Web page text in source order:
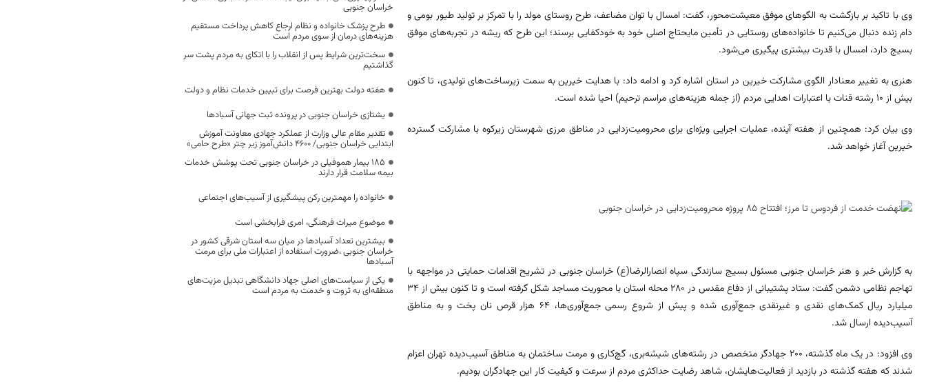
وی با تاکید بر بازگشت به الگوهای موفق معیشت‌محور، گفت: امسال با توان مضاعف، طرح روستای مولد را با تمرکز بر تولید طیور بومی و
دام زنده دنبال می‌کنیم تا خانواده‌های روستایی در تأمین مایحتاج اصلی خود به خودکفایی برسند؛ این طرح که ریشه در تجربه‌های موفق
بسیج دارد، امسال با قدرت بیشتری پیگیری می‌شود.
هنری به تغییر معنادار الگوی مشارکت خیرین در استان اشاره کرد و ادامه داد: با هدایت خیرین به سمت زیرساخت‌های تولیدی، تا کنون
بیش از ۱۰ رشته قنات با اعتبارات اهدایی مردم (از جمله هزینه‌های مراسم ترحیم) احیا شده است.
وی بیان کرد: همچنین از هفته آینده، عملیات اجرایی ویژه‌ای برای محرومیت‌زدایی در مناطق مرزی شهرستان زیرکوه با مشارکت گسترده
خیرین آغاز خواهد شد.
به گزارش خبر و هنر خراسان جنوبی مسئول بسیج سازندگی سپاه انصارالرضا(ع) خراسان جنوبی در تشریح اقدامات حمایتی در مواجهه با
تهاجم نظامی دشمن گفت: ستاد پشتیبانی از دفاع مقدس در ۲۸۰ محله استان با محوریت مساجد شکل گرفته است و تا کنون بیش از ۳۴
میلیارد ریال کمک‌های نقدی و غیرنقدی جمع‌آوری شده و پیش از شروع رسمی جمع‌آوری‌ها، ۶۴ هزار قرص نان پخت و به مناطق
آسیب‌دیده ارسال شد.
وی افزود: در یک ماه گذشته، ۲۰۰ جهادگر متخصص در رشته‌های شیشه‌بری، گچ‌کاری و مرمت ساختمان به مناطق آسیب‌دیده تهران اعزام
شدند که هفته گذشته در بازدید از فعالیت‌هایشان، شاهد رضایت حداکثری مردم از سرعت و کیفیت کار این جهادگران بودیم.
خراسان جنوبی
طرح پزشک خانواده و نظام ارجاع کاهش پرداخت مستقیم
هزینه‌های درمان از سوی مردم است
سخت‌ترین شرایط پس از انقلاب را با اتکای به مردم پشت سر
گذاشتیم
هفته دولت بهترین فرصت برای تبیین خدمات نظام و دولت
یشتازی خراسان جنوبی در پرونده ثبت جهانی آسبادها
تقدیر مقام عالی وزارت از عملکرد جهادی معاونت آموزش
ابتدایی خراسان جنوبی/ ۴۶۰۰ دانش‌آموز زیر چتر «طرح حامی»
۱۸۵ بیمار هموفیلی در خراسان جنوبی تحت پوشش خدمات
بیمه سلامت قرار دارند
خانواده را مهمترین رکن پیشگیری از آسیب‌های اجتماعی
موضوع میراث فرهنگی، امری فرابخشی است
بیشترین تعداد آسبادها در میان سه استان شرقی کشور در
خراسان جنوبی ،ضرورت استفاده از اعتبارات ملی برای مرمت
آسبادها
یکی از سیاست‌های اصلی جهاد دانشگاهی تبدیل مزیت‌های
منطقه‌ای به ثروت و خدمت به مردم است